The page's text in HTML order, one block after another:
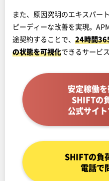
また、原因究明のエキスパー
ピーディーな改善を実現。
途契約することで、 24時間
の状態を可視化できるサービ
安定稼働
SHIFTの
公式サイ
SHIFTの負
電話で